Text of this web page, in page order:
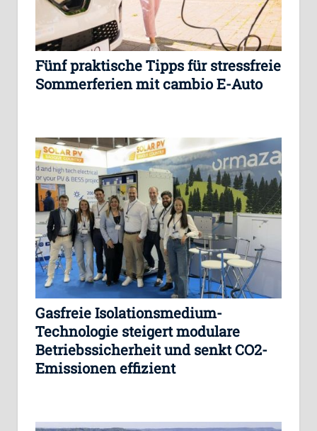
Fünf praktische Tipps für stressfreie
Sommerferien mit cambio E-Auto
Gasfreie Isolationsmedium-
Technologie steigert modulare
Betriebssicherheit und senkt CO2-
Emissionen effizient